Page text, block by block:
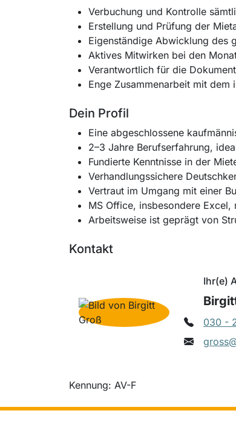
Verbuchung und Kontrolle
Erstellung und Prüfung der
Eigenständige Abwicklung des
Aktives Mitwirken bei den
Verantwortlich für die
Enge Zusammenarbeit mit dem
Dein Profil
Eine abgeschlossene
2–3 Jahre Berufserfahrung,
Fundierte Kenntnisse in der
Verhandlungssichere
Vertraut im Umgang mit einer
MS Office, insbesondere
Arbeitsweise ist geprägt von
Kontakt
Ihr(e)
030 -
Kennung: AV-F